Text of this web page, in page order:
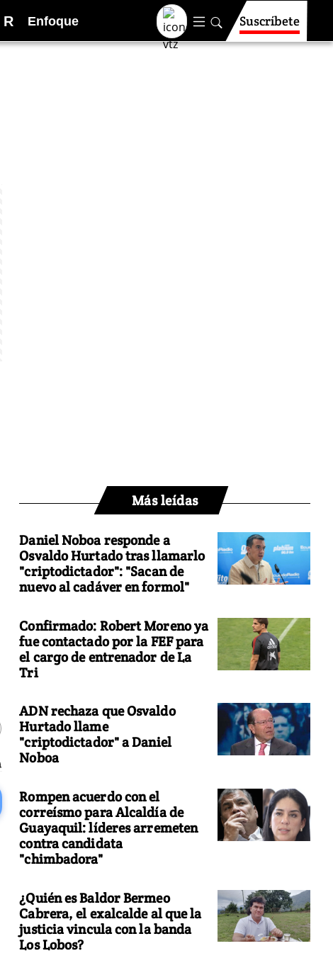
R Enfoque Suscríbete
Más leídas
Daniel Noboa responde a
Osvaldo Hurtado tras llamarlo
"criptodictador": "Sacan de
nuevo al cadáver en formol"
Confirmado: Robert Moreno ya
fue contactado por la FEF para
el cargo de entrenador de La
Tri
ADN rechaza que Osvaldo
Hurtado llame
"criptodictador" a Daniel
Noboa
Rompen acuerdo con el
correísmo para Alcaldía de
Guayaquil: líderes arremeten
contra candidata
"chimbadora"
¿Quién es Baldor Bermeo
Cabrera, el exalcalde al que la
justicia vincula con la banda
Los Lobos?